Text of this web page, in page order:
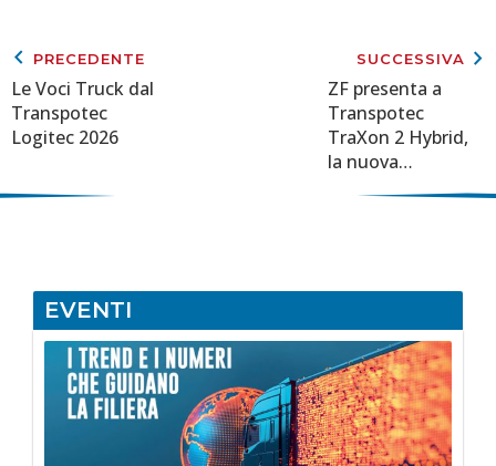
keyboard_arrow_left PRECEDENTE
Le Voci Truck dal
Transpotec
Logitec 2026
SUCCESSIVA keyboard_arrow_right
ZF presenta a
Transpotec
TraXon 2 Hybrid,
la nuova
EVENTI